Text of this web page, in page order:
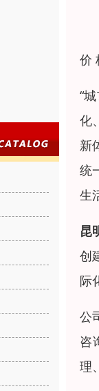
价
“
化
新
统
生
昆
创
际
公
咨
理